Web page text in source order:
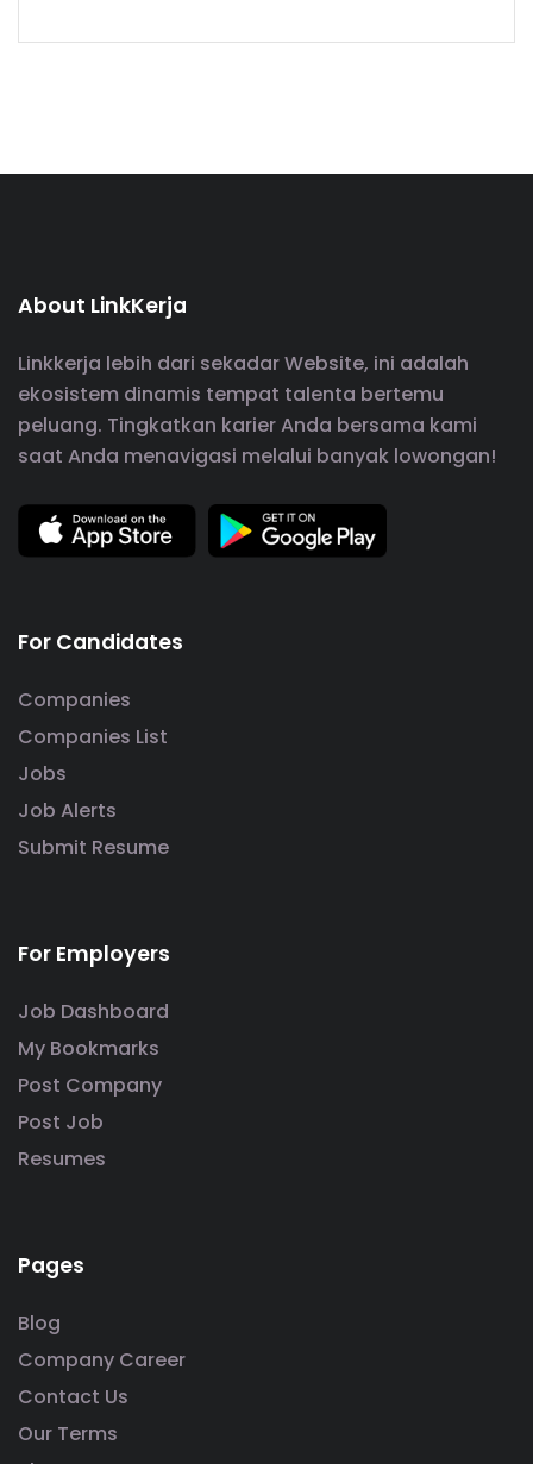
About LinkKerja
Linkkerja lebih dari sekadar Website, ini adalah
ekosistem dinamis tempat talenta bertemu
peluang. Tingkatkan karier Anda bersama kami
saat Anda menavigasi melalui banyak lowongan!
For Candidates
Companies
Companies List
Jobs
Job Alerts
Submit Resume
For Employers
Job Dashboard
My Bookmarks
Post Company
Post Job
Resumes
Pages
Blog
Company Career
Contact Us
Our Terms